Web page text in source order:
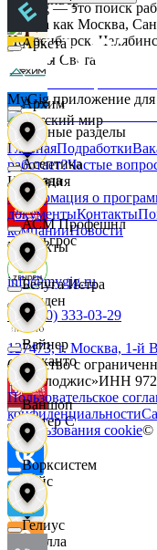
Дары Света
Детский мир
Звезда
Зельгрос
Зенден
Инканто
Интер С
Вайс
Ителла
Аркета
Архим
Асептика
АСМ Профешнл
Белуга Истра
Вайнер
Ваншоп
Ворксистем
Гелиус
MyGig — это поиск
города как Москва,
Новосибирск,
другие.
MyGig приложение
Основные разделы
ГлавнаяПодработки
работает?Частые
Компания
Информация о
документыКонтакты
компанииНовости
Контакты
info@mygig.ru
+8 (800) 333-03-29
127473, г. Москва, 1-й
Общество с
Технолоджис»ИНН
Пользовательское
конфиденциальности
использования cookie©